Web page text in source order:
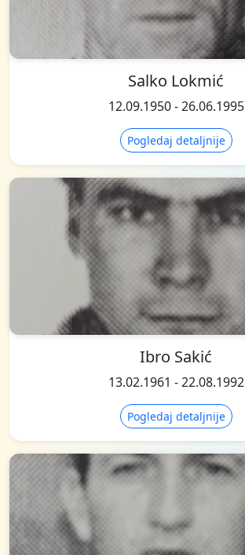
Salko Lokmić
12.09.1950 - 26.06.1995
Pogledaj detaljnije
Ibro Sakić
13.02.1961 - 22.08.1992
Pogledaj detaljnije